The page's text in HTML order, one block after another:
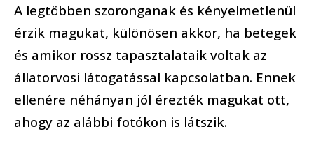
A legtöbben szoronganak és kényelmetlenül
érzik magukat, különösen akkor, ha betegek
és amikor rossz tapasztalataik voltak az
állatorvosi látogatással kapcsolatban. Ennek
ellenére néhányan jól érezték magukat ott,
ahogy az alábbi fotókon is látszik.